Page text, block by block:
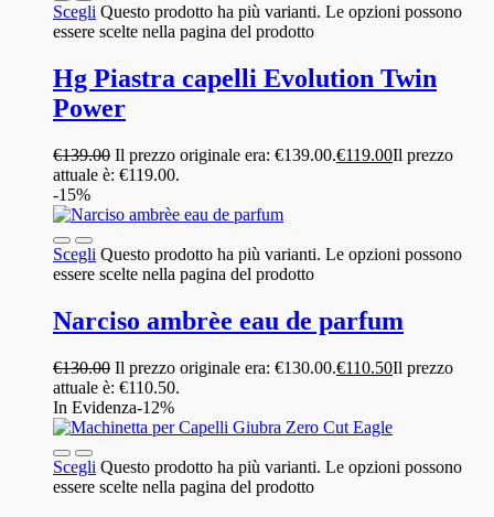
Scegli Questo prodotto ha più varianti. Le opzioni possono
essere scelte nella pagina del prodotto
Hg Piastra capelli Evolution Twin
Power
€139.00 Il prezzo originale era: €139.00.€119.00Il prezzo
attuale è: €119.00.
-15%
Scegli Questo prodotto ha più varianti. Le opzioni possono
essere scelte nella pagina del prodotto
Narciso ambrèe eau de parfum
€130.00 Il prezzo originale era: €130.00.€110.50Il prezzo
attuale è: €110.50.
In Evidenza-12%
Scegli Questo prodotto ha più varianti. Le opzioni possono
essere scelte nella pagina del prodotto